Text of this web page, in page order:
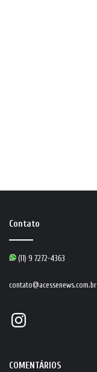
Contato
(11) 9 7272-4363
contato@acessenews.com.br
Instagram
COMENTÁRIOS